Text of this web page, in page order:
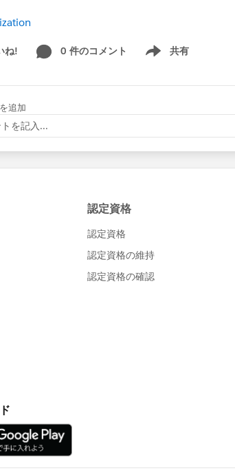
ね! 0 件のコメント 共有
Show menu
追加
を記入...